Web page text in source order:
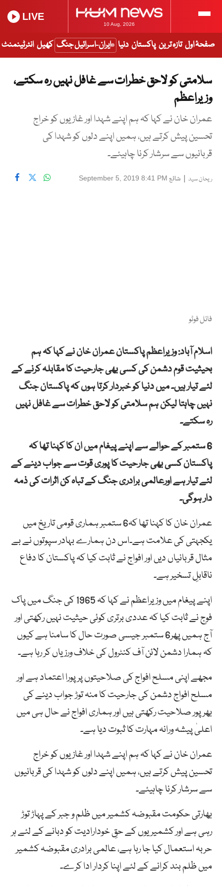
10 Aug, 2026
LIVE
صفحۂ اول تازہ ترین پاکستان دنیا ایران-اسرائیل جنگ کھیل انٹرٹینمنٹ
سلامتی کو لاحق خطرات سے غافل نہیں رہ سکتے،
وزیراعظم
عمران خان نے کہا کہ ہم اپنے شہدا اور غازیوں کو خراج
تحسین پیش کرتے ہیں، ہمیں اپنے دلوں کو شہدا کی
قربانیوں سے سرشار کرنا چاہیئے۔
ریحان سید | شائع September 5, 2019 8:41 PM
فائل فوٹو
اسلام آباد: وزیراعظم پاکستان عمران خان نے کہا کہ ہم
بحیثیت قوم دشمن کی کسی بھی جارحیت کا مقابلہ کرنے کے
لئے تیار ہیں۔ میں دنیا کو خبردار کرتا ہوں کہ پاکستان جنگ
نہیں چاہتا لیکن ہم سلامتی کو لاحق خطرات سے غافل نہیں
رہ سکتے۔
6 ستمبر کے حوالے سے اپنے پیغام میں ان کا کہنا تھا کہ
پاکستان کسی بھی جارحیت کا پوری قوت سے جواب دینے کے
لئے تیار ہے اورعالمی برادری جنگ کے تباہ کن اثرات کی ذمہ
دار ہوگی۔
عمران خان کا کہنا تھا کہ6 ستمبر ہماری قومی تاریخ میں
یکجہتی کی علامت ہے۔اس دن ہمارے بہادر سپوتوں نے بے
مثال قربانیاں دیں اور افواج نے ثابت کیا کہ پاکستان کا دفاع
ناقابلِ تسخیر ہے۔
اپنے پیغام میں وزیراعظم نے کہا کہ 1965 کی جنگ میں پاک
فوج نے ثابت کیا کہ عددی برتری کوئی حیثیت نہیں رکھتی اور
آج ہمیں پھر6 ستمبر جیسی صورت حال کا سامنا ہے کیوں
کہ ہمارا دشمن لائن آف کنٹرول کی خلاف ورزیاں کر رہا ہے۔
مجھے اپنی مسلح افواج کی صلاحیتوں پر پورا اعتماد ہے اور
مسلح افواج دشمن کی جارحیت کا منہ توڑ جواب دینے کی
بھرپور صلاحیت رکھتی ہیں اور ہماری افواج نے حال ہی میں
اعلیٰ پیشہ ورانہ مہارت کا ثبوت دیا ہے۔
عمران خان نے کہا کہ ہم اپنے شہدا اور غازیوں کو خراج
تحسین پیش کرتے ہیں، ہمیں اپنے دلوں کو شہدا کی قربانیوں
سے سرشار کرنا چاہیئے۔
بھارتی حکومت مقبوضہ کشمیر میں ظلم و جبر کے پہاڑ توڑ
رہی ہے اور کشمیریوں کے حقِ خودارادیت کو دبانے کے لئے ہر
حربہ استعمال کیا جا رہا ہے، عالمی برادری مقبوضہ کشمیر
میں ظلم بند کرانے کے لئے اپنا کردار ادا کرے۔